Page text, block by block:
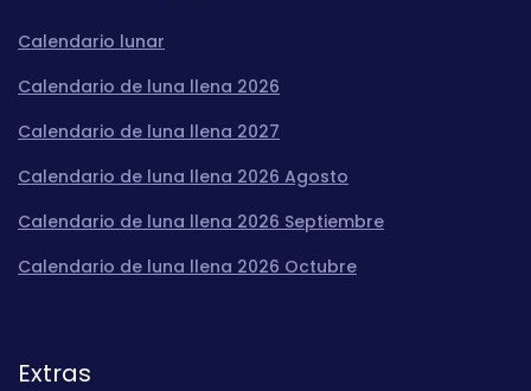
Calendario lunar
Calendario de luna llena 2026
Calendario de luna llena 2027
Calendario de luna llena 2026 Agosto
Calendario de luna llena 2026 Septiembre
Calendario de luna llena 2026 Octubre
Extras